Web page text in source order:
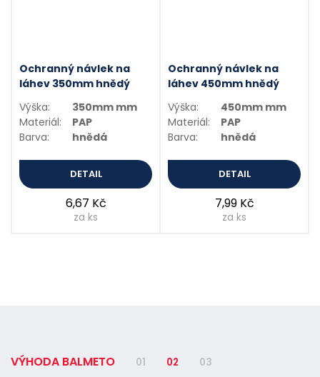
Ochranný návlek na
láhev 350mm hnědý
Výška:
350mm mm
Materiál:
PAP
Barva:
hnědá
DETAIL
6,67 Kč
za ks
Ochranný návlek na
láhev 450mm hnědý
Výška:
450mm mm
Materiál:
PAP
Barva:
hnědá
DETAIL
7,99 Kč
za ks
VÝHODA BALMETO 01 02 03